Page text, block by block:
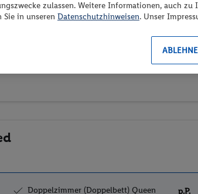
Doppelzimmer (Doppelbett) Queen
p.P.
zulassen. Weitere Informationen, auch zu
in unseren Datenschutzhinweisen. Unser